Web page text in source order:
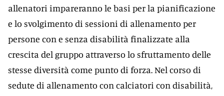
allenatori impareranno le basi per la pianificazione
e lo svolgimento di sessioni di allenamento per
persone con e senza disabilità finalizzate alla
crescita del gruppo attraverso lo sfruttamento delle
stesse diversità come punto di forza. Nel corso di
sedute di allenamento con calciatori con disabilità,